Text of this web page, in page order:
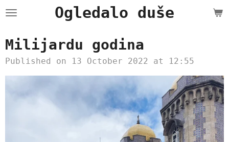
Skip
content
Ogledalo duše
Milijardu godina
Published on 13 October 2022 at 12:55